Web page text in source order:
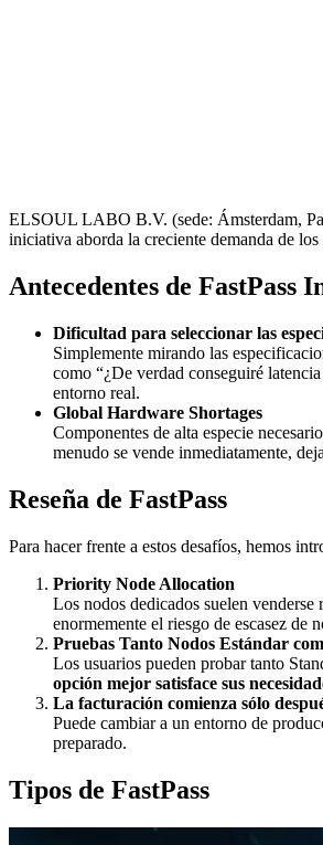
ELSOUL LABO B.V. (sede: Ámsterdam,
iniciativa aborda la creciente demanda de
Antecedentes de FastPass
Dificultad para seleccionar las
Simplemente mirando las
como “¿De verdad conseguiré
entorno real.
Global Hardware Shortages
Componentes de alta especie
menudo se vende inmediatamente,
Reseña de FastPass
Para hacer frente a estos desafíos, hemos
Priority Node Allocation
Los nodos dedicados suelen
enormemente el riesgo de escasez de
Pruebas Tanto Nodos Estándar
Los usuarios pueden probar tanto
opción mejor satisface sus
La facturación comienza sólo
Puede cambiar a un entorno de
preparado.
Tipos de FastPass